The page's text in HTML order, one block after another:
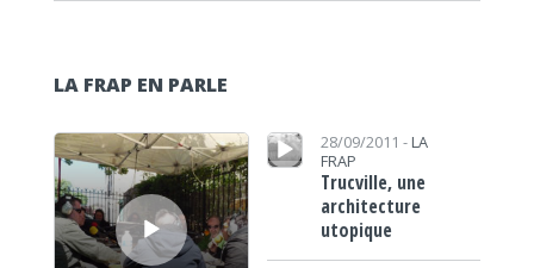
LA FRAP EN PARLE
Lecteur audio
Lecteur audio 28/09/2011 - LA
FRAP
Trucville, une
architecture
utopique